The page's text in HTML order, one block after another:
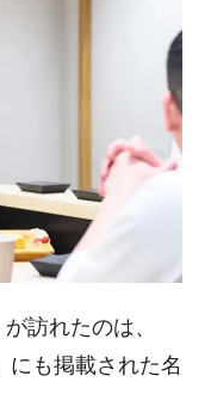
訪れたのは、
にも掲載された名